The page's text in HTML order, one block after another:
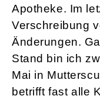
Apotheke. Im
Verschreibung
Änderungen.
Stand bin ich
Mai in
betrifft fast alle